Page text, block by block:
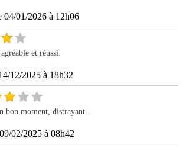
04/01/2026 à 12h06
et réussi.
12/2025 à 18h32
bon moment, distrayant .
02/2025 à 08h42